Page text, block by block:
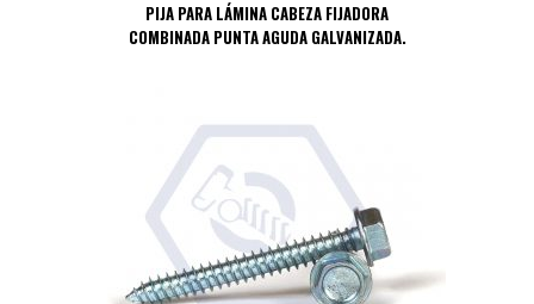
PIJA PARA LÁMINA CABEZA FIJADORA
COMBINADA PUNTA AGUDA GALVANIZADA.